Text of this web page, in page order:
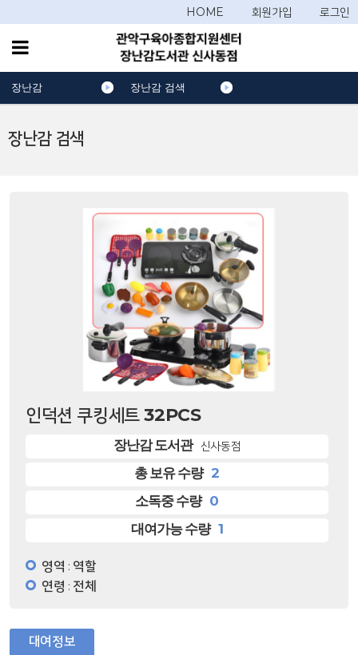
HOME 회원가입 로그인
장난감 검색
장난감 장난감 검색
인덕션 쿠킹세트 32PCS
장난감 도서관 신사동점
총 보유 수량 2
소독중 수량 0
대여가능 수량 1
영역 : 역할
연령 : 전체
대여정보